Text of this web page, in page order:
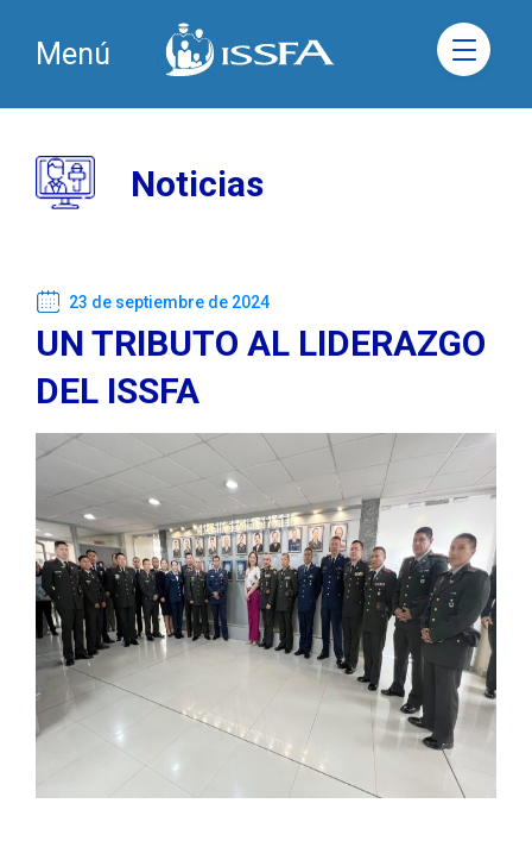
Menú
Noticias
23 de septiembre de 2024
UN TRIBUTO AL LIDERAZGO
DEL ISSFA